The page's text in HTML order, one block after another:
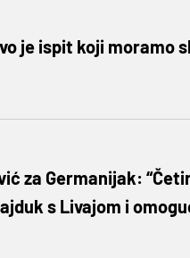
je ispit koji moramo
za Germanijak:
s Livajom i